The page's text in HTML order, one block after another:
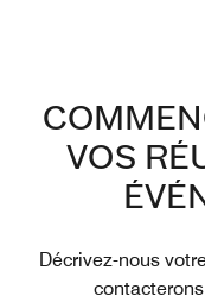
VOS
Décrivez-nous